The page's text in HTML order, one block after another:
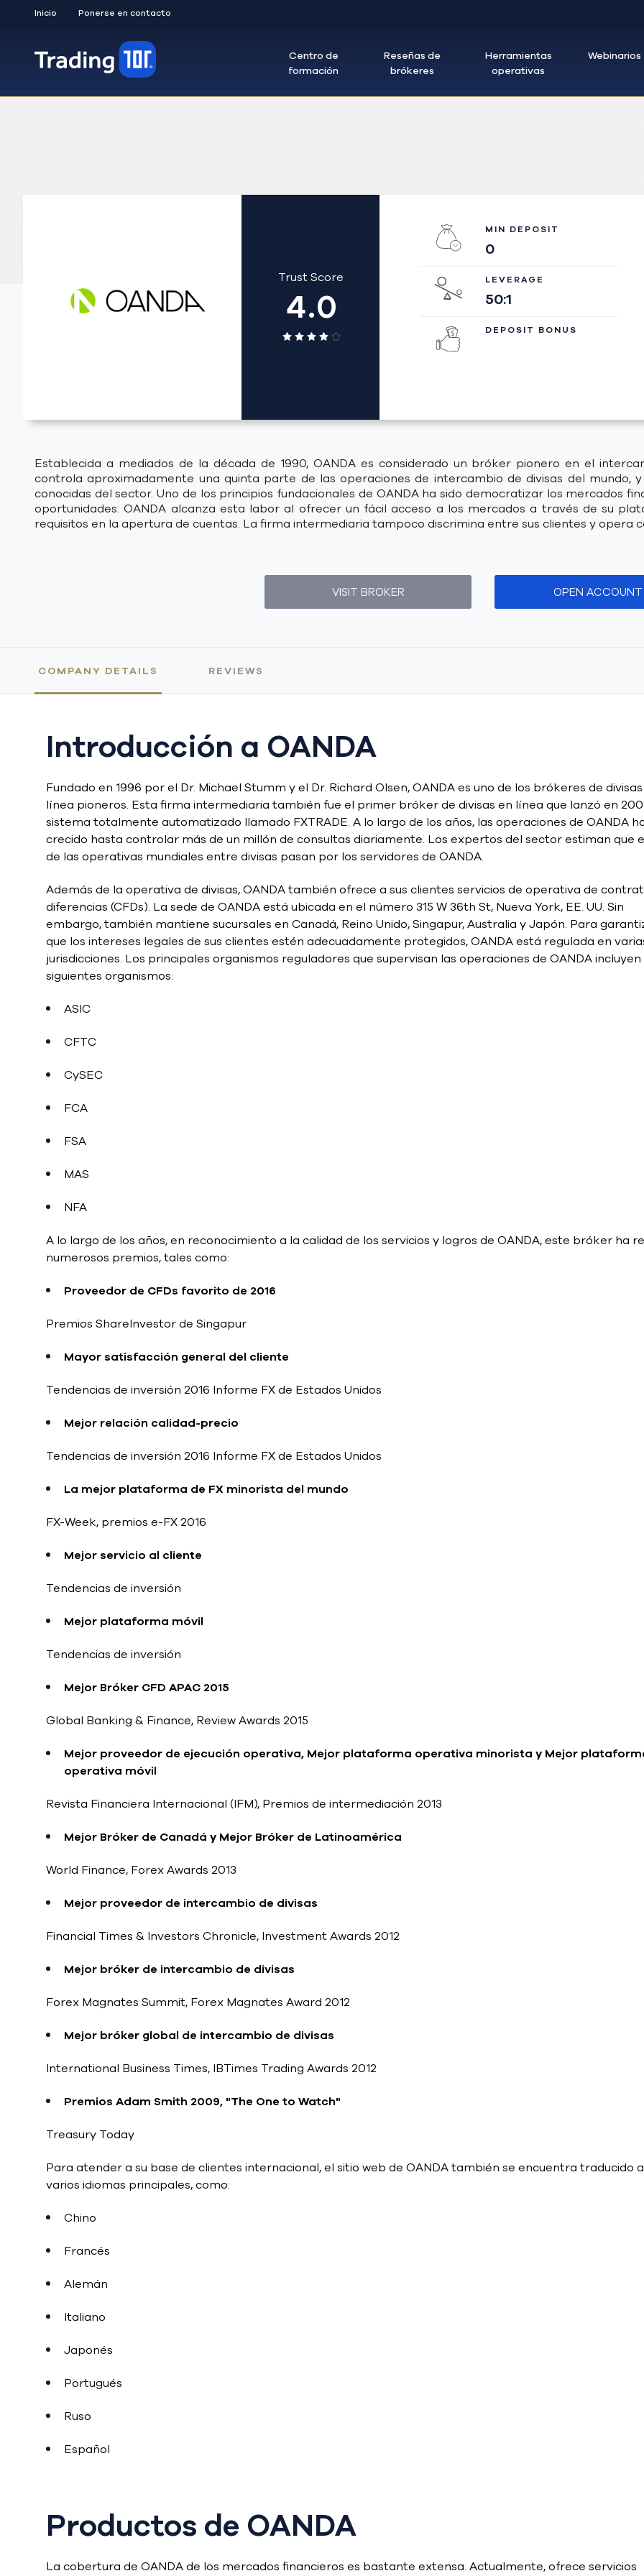
Inicio Ponerse en contacto
Centro de
formación
Reseñas de
brókeres
Herramientas
operativas
Webinarios
Trust Score
4.0
MIN DEPOSIT
0
LEVERAGE
50:1
DEPOSIT BONUS
Establecida a mediados de la década de 1990, OANDA es considerado un bróker pionero en el
controla aproximadamente una quinta parte de las operaciones de intercambio de divisas del mundo,
conocidas del sector. Uno de los principios fundacionales de OANDA ha sido democratizar los mercados
oportunidades. OANDA alcanza esta labor al ofrecer un fácil acceso a los mercados a través de su
requisitos en la apertura de cuentas. La firma intermediaria tampoco discrimina entre sus clientes y opera
VISIT BROKER OPEN ACCOUNT
COMPANY DETAILS REVIEWS
Introducción a OANDA
Fundado en 1996 por el Dr. Michael Stumm y el Dr. Richard Olsen, OANDA es uno de los brókeres de
línea pioneros. Esta firma intermediaria también fue el primer bróker de divisas en línea que lanzó en
sistema totalmente automatizado llamado FXTRADE. A lo largo de los años, las operaciones de OANDA
crecido hasta controlar más de un millón de consultas diariamente. Los expertos del sector estiman que
de las operativas mundiales entre divisas pasan por los servidores de OANDA.
Además de la operativa de divisas, OANDA también ofrece a sus clientes servicios de operativa de
diferencias (CFDs). La sede de OANDA está ubicada en el número 315 W 36th St, Nueva York, EE. UU. Sin
embargo, también mantiene sucursales en Canadá, Reino Unido, Singapur, Australia y Japón. Para
que los intereses legales de sus clientes estén adecuadamente protegidos, OANDA está regulada en
jurisdicciones. Los principales organismos reguladores que supervisan las operaciones de OANDA incluyen
siguientes organismos:
ASIC
CFTC
CySEC
FCA
FSA
MAS
NFA
A lo largo de los años, en reconocimiento a la calidad de los servicios y logros de OANDA, este bróker ha
numerosos premios, tales como:
Proveedor de CFDs favorito de 2016
Premios ShareInvestor de Singapur
Mayor satisfacción general del cliente
Tendencias de inversión 2016 Informe FX de Estados Unidos
Mejor relación calidad-precio
Tendencias de inversión 2016 Informe FX de Estados Unidos
La mejor plataforma de FX minorista del mundo
FX-Week, premios e-FX 2016
Mejor servicio al cliente
Tendencias de inversión
Mejor plataforma móvil
Tendencias de inversión
Mejor Bróker CFD APAC 2015
Global Banking & Finance, Review Awards 2015
Mejor proveedor de ejecución operativa, Mejor plataforma operativa minorista y Mejor
operativa móvil
Revista Financiera Internacional (IFM), Premios de intermediación 2013
Mejor Bróker de Canadá y Mejor Bróker de Latinoamérica
World Finance, Forex Awards 2013
Mejor proveedor de intercambio de divisas
Financial Times & Investors Chronicle, Investment Awards 2012
Mejor bróker de intercambio de divisas
Forex Magnates Summit, Forex Magnates Award 2012
Mejor bróker global de intercambio de divisas
International Business Times, IBTimes Trading Awards 2012
Premios Adam Smith 2009, "The One to Watch"
Treasury Today
Para atender a su base de clientes internacional, el sitio web de OANDA también se encuentra traducido a
varios idiomas principales, como:
Chino
Francés
Alemán
Italiano
Japonés
Portugués
Ruso
Español
Productos de OANDA
La cobertura de OANDA de los mercados financieros es bastante extensa. Actualmente, ofrece servicios